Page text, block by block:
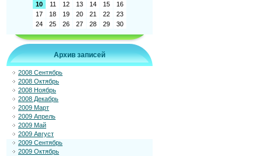
10
11 12 13 14 15
16
17
18 19 20 21 22
23
24
25 26 27 28 29 30
Архив записей
2008 Сентябрь
2008 Октябрь
2008 Ноябрь
2008 Декабрь
2009 Март
2009 Апрель
2009 Май
2009 Август
2009 Сентябрь
2009 Октябрь